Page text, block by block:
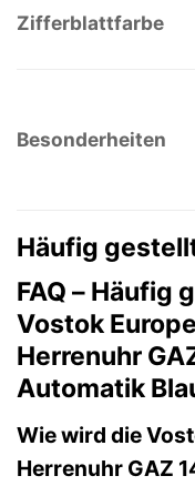
Zifferblattfarbe
Besonderheiten
Häufig
FAQ – Häufig
Vostok
Herrenuhr
Automatik
Wie wird die
Herrenuhr GAZ